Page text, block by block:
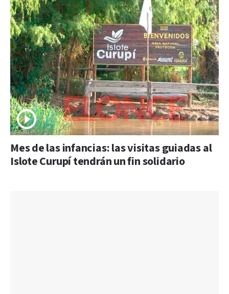
Mes de las infancias: las visitas guiadas al
Islote Curupí tendrán un fin solidario